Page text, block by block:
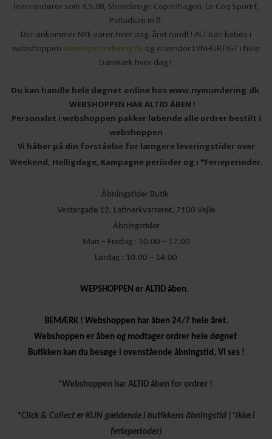
leverandører som A.S.98, Shoedesign Copenhagen, Le Coq Sportif,
Palladium m.fl.
Der ankommer NYE varer hver dag, året rundt ! ALT kan købes i
webshoppen www.nymundering.dk og vi sender LYNHURTIGT i hele
Danmark hver dag !.
Du kan handle hele døgnet online hos www.nymundering.dk
WEBSHOPPEN HAR ALTID ÅBEN !
Personalet i webshoppen pakker løbende alle ordrer bestilt i
webshoppen
Vi håber på din forståelse for længere leveringstider over
Weekend, Helligdage, Kampagne períoder og i *Ferieperioder.
Åbningstider Butik
Vestergade 12, Latinerkvarteret, 7100 Vejle
Åbningstider
Man – Fredag : 10.00 – 17.00
Lørdag : 10.00 – 14.00
WEPSHOPPEN er ALTID åben.
BEMÆRK ! Webshoppen har åben 24/7 hele året.
Webshoppen er åben og modtager ordrer hele døgnet
Butikken kan du besøge i ovenstående åbningstid, Vi ses !
*Webshoppen har ALTID åben for ordrer !
*Click & Collect er KUN gældende i butikkens åbningstid (*ikke i
ferieperioder)